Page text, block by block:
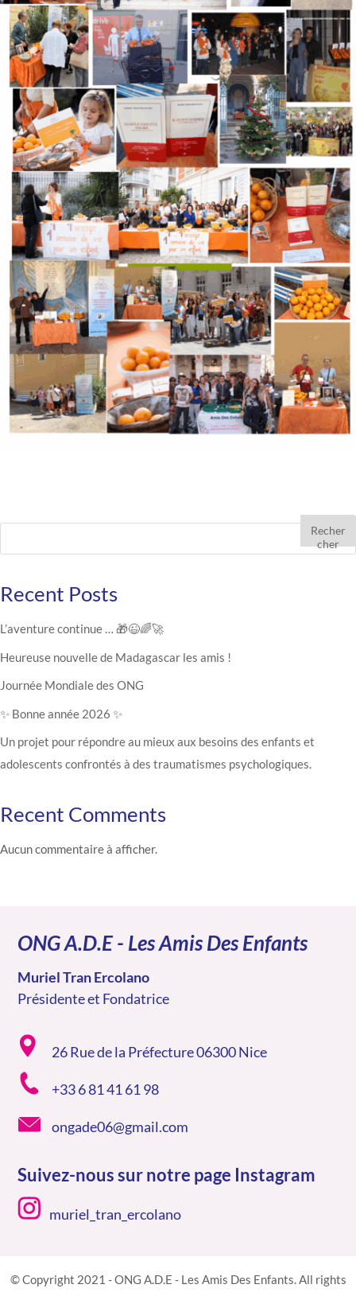
Recher
cher
Recent Posts
L’aventure continue … 🎁😉🌈🚀
Heureuse nouvelle de Madagascar les amis !
Journée Mondiale des ONG
✨ Bonne année 2026 ✨
Un projet pour répondre au mieux aux besoins des enfants et
adolescents confrontés à des traumatismes psychologiques.
Recent Comments
Aucun commentaire à afficher.
ONG A.D.E - Les Amis Des Enfants
Muriel Tran Ercolano
Présidente et Fondatrice
26 Rue de la Préfecture 06300 Nice
+33 6 81 41 61 98
ongade06@gmail.com
Suivez-nous sur notre page Instagram
muriel_tran_ercolano
© Copyright 2021 - ONG A.D.E - Les Amis Des Enfants. All rights